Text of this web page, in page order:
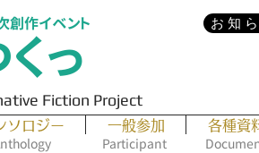
Fiction Project
っ
創作イベント お知
ソロジー 一般参加 各種資
Participant